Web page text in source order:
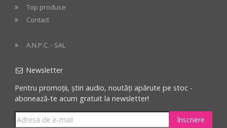
Top produse
Contact
A.N.P.C. - SAL
Newsletter
Pentru promoții, știri audio, noutăți apărute pe stoc -
abonează-te acum gratuit la newsletter!
înscriere